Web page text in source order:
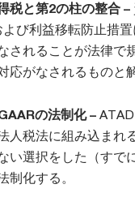
税と第2の柱の整合 –
よび利益移転防止措
されることが法律で
応がなされるものと
の法制化 –
人税法に組み込まれ
い選択をした（すで
制化する。